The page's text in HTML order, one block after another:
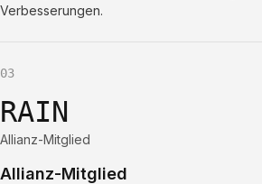
Verbesserungen.
03
RAIN
Allianz-Mitglied
Allianz-Mitglied